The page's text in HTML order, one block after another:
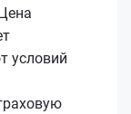
условий